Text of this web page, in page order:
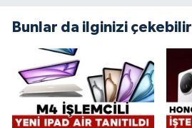
Bunlar da ilginizi çekebilir